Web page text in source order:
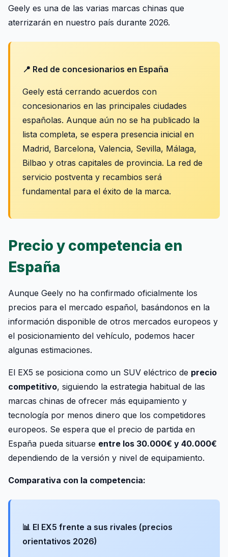
Geely es una de las varias marcas chinas que
aterrizarán en nuestro país durante 2026.
📍 Red de concesionarios en España
Geely está cerrando acuerdos con
concesionarios en las principales ciudades
españolas. Aunque aún no se ha publicado la
lista completa, se espera presencia inicial en
Madrid, Barcelona, Valencia, Sevilla, Málaga,
Bilbao y otras capitales de provincia. La red de
servicio postventa y recambios será
fundamental para el éxito de la marca.
Precio y competencia en
España
Aunque Geely no ha confirmado oficialmente los
precios para el mercado español, basándonos en la
información disponible de otros mercados europeos y
el posicionamiento del vehículo, podemos hacer
algunas estimaciones.
El EX5 se posiciona como un SUV eléctrico de precio
competitivo, siguiendo la estrategia habitual de las
marcas chinas de ofrecer más equipamiento y
tecnología por menos dinero que los competidores
europeos. Se espera que el precio de partida en
España pueda situarse entre los 30.000€ y 40.000€
dependiendo de la versión y nivel de equipamiento.
Comparativa con la competencia:
📊 El EX5 frente a sus rivales (precios
orientativos 2026)